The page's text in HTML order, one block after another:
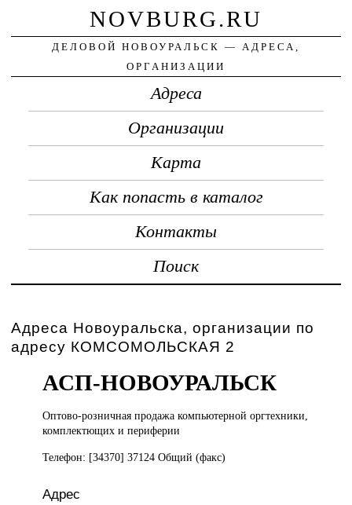
NOVBURG.RU
ДЕЛОВОЙ НОВОУРАЛЬСК — АДРЕСА,
ОРГАНИЗАЦИИ
Адреса
Организации
Карта
Как попасть в каталог
Контакты
Поиск
Адреса Новоуральска, организации по
адресу КОМСОМОЛЬСКАЯ 2
АСП-НОВОУРАЛЬСК
Оптово-розничная продажакомпьютерной оргтехники,
комплектющих и периферии
Телефон: [34370] 37124 Общий (факс)
Адрес